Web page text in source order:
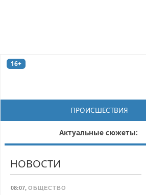
16+
ПРОИСШЕСТВИЯ
Актуальные сюжеты:
НОВОСТИ
08:07, ОБЩЕСТВО